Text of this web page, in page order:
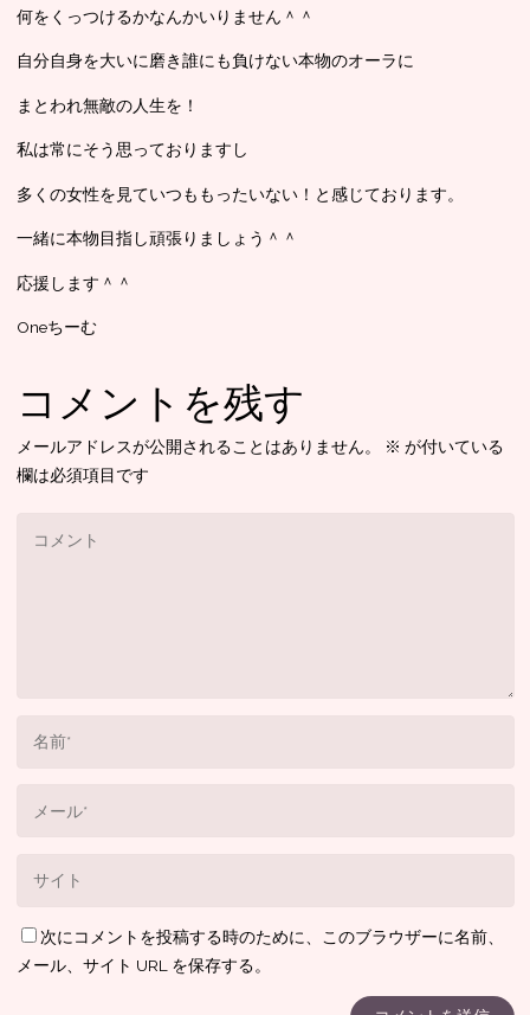
何をくっつけるかなんかいりません＾＾
自分自身を大いに磨き誰にも負けない本物のオーラに
まとわれ無敵の人生を！
私は常にそう思っておりますし
多くの女性を見ていつももったいない！と感じております。
一緒に本物目指し頑張りましょう＾＾
応援します＾＾
Oneちーむ
コメントを残す
メールアドレスが公開されることはありません。 ※ が付いている
欄は必須項目です
次にコメントを投稿する時のために、このブラウザーに名前、
メール、サイト URL を保存する。